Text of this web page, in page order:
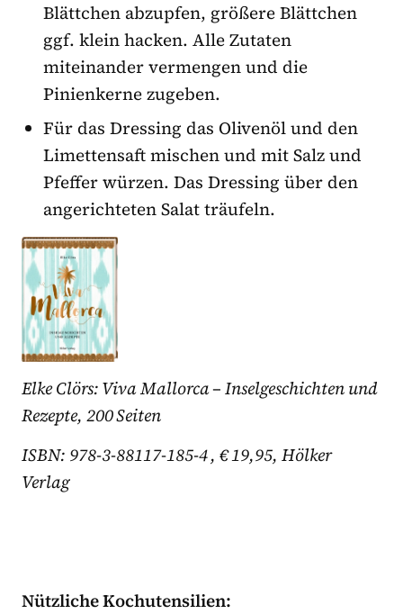
Blättchen abzupfen, größere Blättchen
ggf. klein hacken. Alle Zutaten
miteinander vermengen und die
Pinienkerne zugeben.
Für das Dressing das Olivenöl und den
Limettensaft mischen und mit Salz und
Pfeffer würzen. Das Dressing über den
angerichteten Salat träufeln.
Elke Clörs: Viva Mallorca – Inselgeschichten und
Rezepte, 200 Seiten
ISBN: 978-3-88117-185-4 , € 19,95, Hölker
Verlag
Nützliche Kochutensilien: